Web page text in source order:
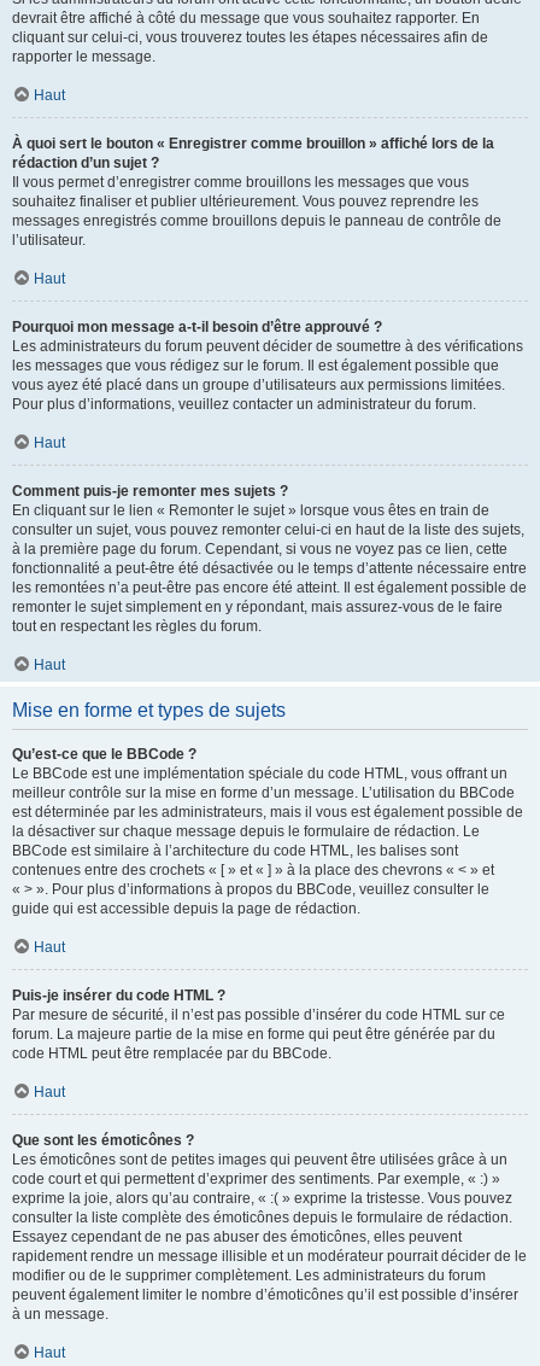
devrait être affiché à côté du message que vous souhaitez rapporter. En
cliquant sur celui-ci, vous trouverez toutes les étapes nécessaires afin de
rapporter le message.
Haut
À quoi sert le bouton « Enregistrer comme brouillon » affiché lors de la
rédaction d’un sujet ?
Il vous permet d’enregistrer comme brouillons les messages que vous
souhaitez finaliser et publier ultérieurement. Vous pouvez reprendre les
messages enregistrés comme brouillons depuis le panneau de contrôle de
l’utilisateur.
Haut
Pourquoi mon message a-t-il besoin d’être approuvé ?
Les administrateurs du forum peuvent décider de soumettre à des vérifications
les messages que vous rédigez sur le forum. Il est également possible que
vous ayez été placé dans un groupe d’utilisateurs aux permissions limitées.
Pour plus d’informations, veuillez contacter un administrateur du forum.
Haut
Comment puis-je remonter mes sujets ?
En cliquant sur le lien « Remonter le sujet » lorsque vous êtes en train de
consulter un sujet, vous pouvez remonter celui-ci en haut de la liste des sujets,
à la première page du forum. Cependant, si vous ne voyez pas ce lien, cette
fonctionnalité a peut-être été désactivée ou le temps d’attente nécessaire entre
les remontées n’a peut-être pas encore été atteint. Il est également possible de
remonter le sujet simplement en y répondant, mais assurez-vous de le faire
tout en respectant les règles du forum.
Haut
Mise en forme et types de sujets
Qu’est-ce que le BBCode ?
Le BBCode est une implémentation spéciale du code HTML, vous offrant un
meilleur contrôle sur la mise en forme d’un message. L’utilisation du BBCode
est déterminée par les administrateurs, mais il vous est également possible de
la désactiver sur chaque message depuis le formulaire de rédaction. Le
BBCode est similaire à l’architecture du code HTML, les balises sont
contenues entre des crochets « [ » et « ] » à la place des chevrons « < » et
« > ». Pour plus d’informations à propos du BBCode, veuillez consulter le
guide qui est accessible depuis la page de rédaction.
Haut
Puis-je insérer du code HTML ?
Par mesure de sécurité, il n’est pas possible d’insérer du code HTML sur ce
forum. La majeure partie de la mise en forme qui peut être générée par du
code HTML peut être remplacée par du BBCode.
Haut
Que sont les émoticônes ?
Les émoticônes sont de petites images qui peuvent être utilisées grâce à un
code court et qui permettent d’exprimer des sentiments. Par exemple, « :) »
exprime la joie, alors qu’au contraire, « :( » exprime la tristesse. Vous pouvez
consulter la liste complète des émoticônes depuis le formulaire de rédaction.
Essayez cependant de ne pas abuser des émoticônes, elles peuvent
rapidement rendre un message illisible et un modérateur pourrait décider de le
modifier ou de le supprimer complètement. Les administrateurs du forum
peuvent également limiter le nombre d’émoticônes qu’il est possible d’insérer
à un message.
Haut